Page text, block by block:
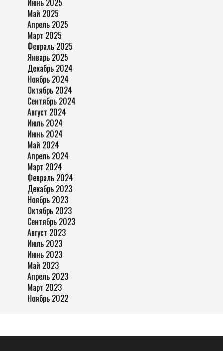
Июнь 2025
Май 2025
Апрель 2025
Март 2025
Февраль 2025
Январь 2025
Декабрь 2024
Ноябрь 2024
Октябрь 2024
Сентябрь 2024
Август 2024
Июль 2024
Июнь 2024
Май 2024
Апрель 2024
Март 2024
Февраль 2024
Декабрь 2023
Ноябрь 2023
Октябрь 2023
Сентябрь 2023
Август 2023
Июль 2023
Июнь 2023
Май 2023
Апрель 2023
Март 2023
Ноябрь 2022